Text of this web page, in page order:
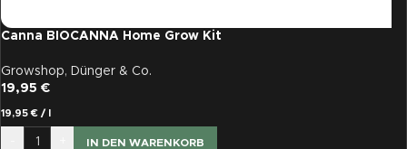
Canna BIOCANNA Home Grow Kit
Growshop, Dünger & Co.
19,95 €
19,95€ /
IN DEN WARENKORB